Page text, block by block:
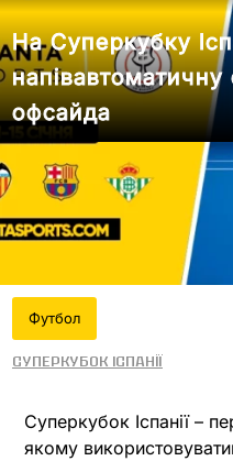
На Суперкубку
офсайда
Футбол
Суперкубок Іспанії
Суперкубок Іспанії –
якому